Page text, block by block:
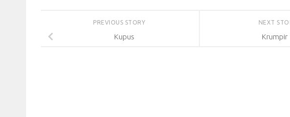
NEXT
Krumpir
PREVIOUS STORY
Kupus